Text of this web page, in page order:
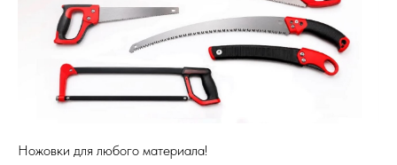
Ножовки для любого материала!